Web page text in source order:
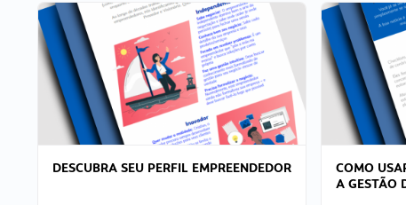
DESCUBRA SEU PERFIL EMPREENDEDOR
COMO
A GESTÃO